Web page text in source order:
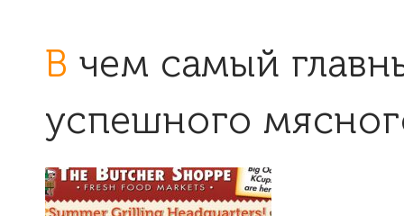
В чем самый главный секрет
успешного